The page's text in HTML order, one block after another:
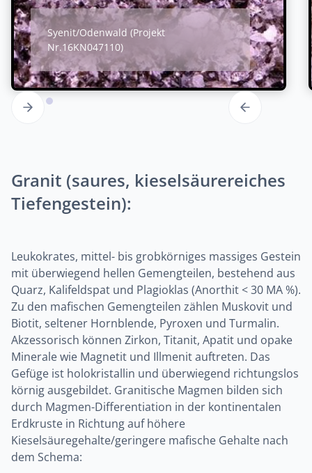
Syenit/Odenwald (Projekt
Nr.16KN047110)
Granit (saures, kieselsäurereiches
Tiefengestein):
Leukokrates, mittel- bis grobkörniges massiges Gestein
mit überwiegend hellen Gemengteilen, bestehend aus
Quarz, Kalifeldspat und Plagioklas (Anorthit < 30 MA %).
Zu den mafischen Gemengteilen zählen Muskovit und
Biotit, seltener Hornblende, Pyroxen und Turmalin.
Akzessorisch können Zirkon, Titanit, Apatit und opake
Minerale wie Magnetit und Illmenit auftreten. Das
Gefüge ist holokristallin und überwiegend richtungslos
körnig ausgebildet. Granitische Magmen bilden sich
durch Magmen-Differentiation in der kontinentalen
Erdkruste in Richtung auf höhere
Kieselsäuregehalte/geringere mafische Gehalte nach
dem Schema: